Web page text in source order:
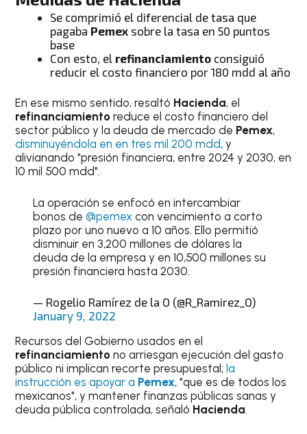
Se comprimió el diferencial de tasa que
pagaba Pemex sobre la tasa en 50 puntos
base
Con esto, el refinanciamiento consiguió
reducir el costo financiero por 180 mdd al año
En ese mismo sentido, resaltó Hacienda, el
refinanciamiento reduce el costo financiero del
sector público y la deuda de mercado de Pemex,
disminuyéndola en en tres mil 200 mdd, y
alivianando "presión financiera, entre 2024 y 2030, en
10 mil 500 mdd".
La operación se enfocó en intercambiar
bonos de @pemex con vencimiento a corto
plazo por uno nuevo a 10 años. Ello permitió
disminuir en 3,200 millones de dólares la
deuda de la empresa y en 10,500 millones su
presión financiera hasta 2030.
— Rogelio Ramírez de la O (@R_Ramirez_O)
January 9, 2022
Recursos del Gobierno usados en el
refinanciamiento no arriesgan ejecución del gasto
público ni implican recorte presupuestal; la
instrucción es apoyar a Pemex, "que es de todos los
mexicanos", y mantener finanzas públicas sanas y
deuda pública controlada, señaló Hacienda.